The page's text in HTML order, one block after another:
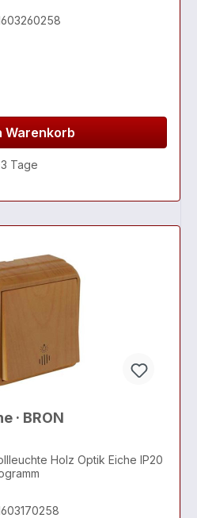
Warenkorb
Tage
· BRON
Holz Optik Eiche IP20